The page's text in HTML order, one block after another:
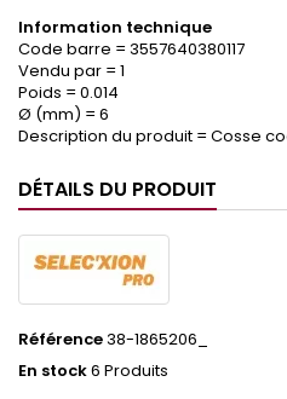
Information technique
Code barre = 3557640380117
Vendu par = 1
Poids = 0.014
Ø (mm) = 6
Description du produit = Cosse
DÉTAILS DU PRODUIT
Référence38-1865206_
En stock6 Produits